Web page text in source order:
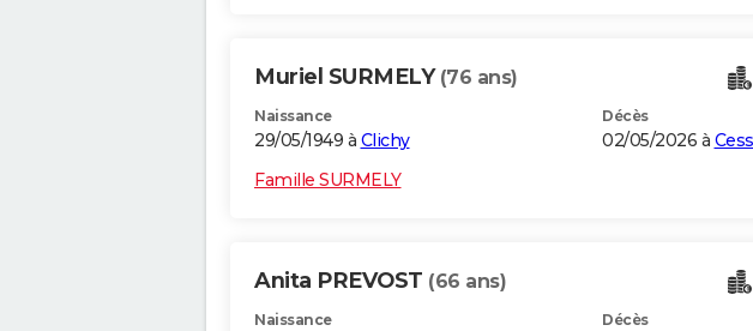
Muriel SURMELY (76 ans)
Naissance
29/05/1949 à Clichy
Décès
02/05/2026 à
Famille SURMELY
Anita PREVOST (66 ans)
Naissance Décès